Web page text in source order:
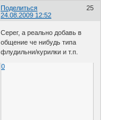
Поделиться
25
24.08.2009 12:52
Серег, а реально добавь в
общение че нибудь типа
флудильни/курилки и т.п.
0